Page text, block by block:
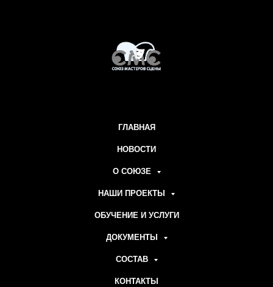
ГЛАВНАЯ
НОВОСТИ
О СОЮЗЕ
НАШИ ПРОЕКТЫ
ОБУЧЕНИЕ И УСЛУГИ
ДОКУМЕНТЫ
СОСТАВ
КОНТАКТЫ